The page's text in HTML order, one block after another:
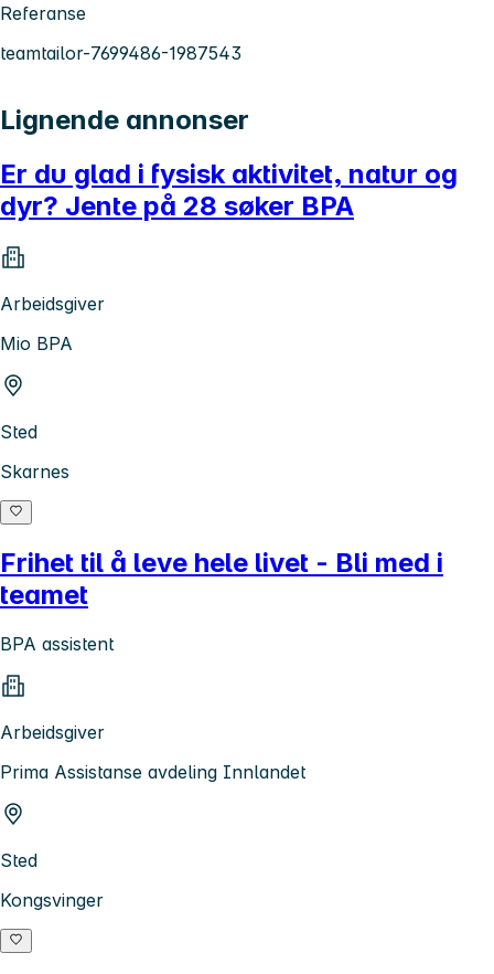
Referanse
teamtailor-7699486-1987543
Lignende annonser
Er du glad i fysisk aktivitet, natur og
dyr? Jente på 28 søker BPA
Arbeidsgiver
Mio BPA
Sted
Skarnes
Frihet til å leve hele livet - Bli med i
teamet
BPA assistent
Arbeidsgiver
Prima Assistanse avdeling Innlandet
Sted
Kongsvinger